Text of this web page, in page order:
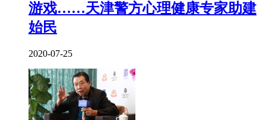
游戏……天津警方心理健康专家助建
始民
2020-07-25